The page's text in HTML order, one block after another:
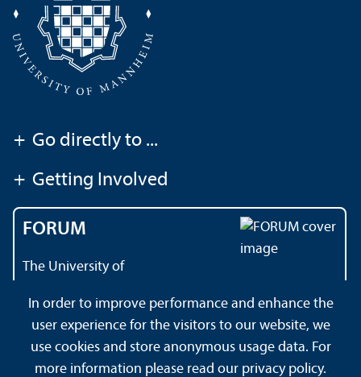
+ Go directly to ...
+ Getting Involved
FORUM
The University of
About this Site Data Protection Declaration Sitemap
In order to improve performance and enhance the
user experience for the visitors to our website, we
use cookies and store anonymous usage data. For
more information please read our privacy policy.